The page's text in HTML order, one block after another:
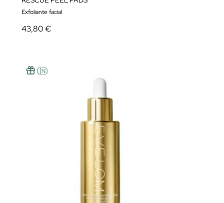
Exfoliante facial
43,80 €